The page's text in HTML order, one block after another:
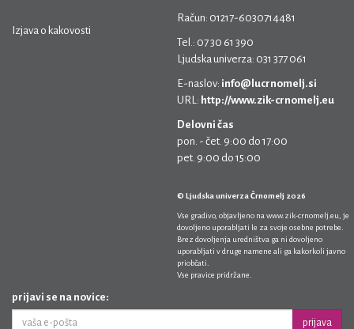
Izjava o kakovosti
Račun: 01217-6030714481
Tel.: 07 30 61 390
Ljudska univerza: 031 377 061
E-naslov: info@lucrnomelj.si
URL: http://www.zik-crnomelj.eu
Delovni čas
pon. - čet. 9:00 do 17:00
pet. 9:00 do 15:00
© Ljudska univerza Črnomelj 2026
Vse gradivo, objavljeno na www.zik-crnomelj.eu , je
dovoljeno uporabljati le za svoje osebne potrebe.
Brez dovoljenja uredništva ga ni dovoljeno
uporabljati v druge namene ali ga kakorkoli javno
priobčati.
Vse pravice pridržane.
prijavi se na novice:
prijava